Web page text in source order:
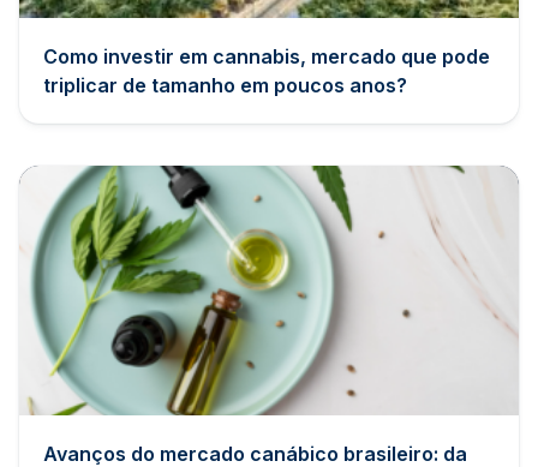
Como investir em cannabis, mercado que pode
triplicar de tamanho em poucos anos?
Avanços do mercado canábico brasileiro: da